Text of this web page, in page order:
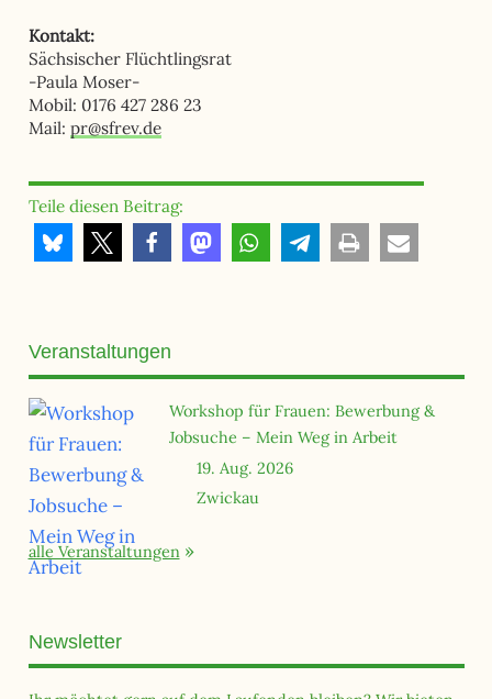
Kontakt:
Sächsischer Flüchtlingsrat
-Paula Moser-
Mobil: 0176 427 286 23
Mail: pr@sfrev.de
Teile diesen Beitrag:
Veranstaltungen
Workshop für Frauen: Bewerbung &
Jobsuche – Mein Weg in Arbeit
19. Aug. 2026
Zwickau
alle Veranstaltungen
Newsletter